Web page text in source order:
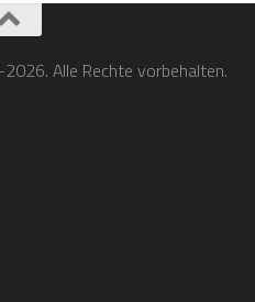
Alle Rechte vorbehalten.